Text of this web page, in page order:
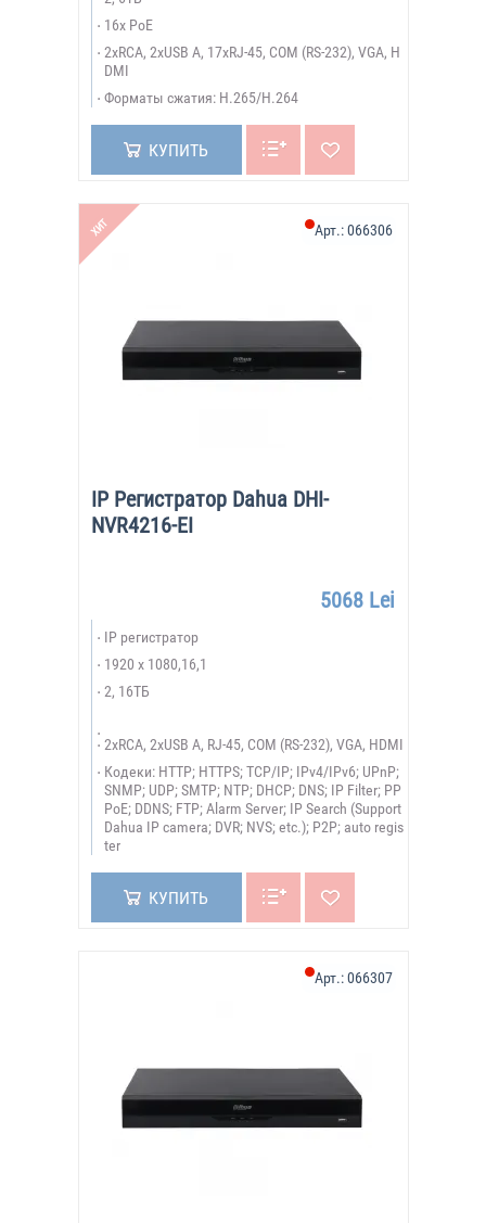
16x PoE
2xRCA, 2xUSB A, 17xRJ-45, COM (RS-232), VGA, H
DMI
Форматы сжатия: H.265/H.264
КУПИТЬ
ХИТ
IP Регистратор Dahua DHI-
NVR4216-EI
Арт.:066306
5068 Lei
IP регистратор
1920 х 1080,16,1
2, 16ТБ
2xRCA, 2xUSB A, RJ-45, COM (RS-232), VGA, HDMI
Кодеки: HTTP; HTTPS; TCP/IP; IPv4/IPv6; UPnP;
SNMP; UDP; SMTP; NTP; DHCP; DNS; IP Filter; PP
PoE; DDNS; FTP; Alarm Server; IP Search (Support
Dahua IP camera; DVR; NVS; etc.); P2P; auto regis
ter
КУПИТЬ
Арт.:066307